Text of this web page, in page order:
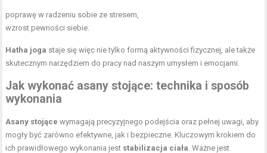
poprawę w radzeniu sobie ze stresem,
wzrost pewności siebie.
Hatha joga staje się więc nie tylko formą aktywności fizycznej, ale także
skutecznym narzędziem do pracy nad naszym umysłem i emocjami.
Jak wykonać asany stojące: technika i sposób
wykonania
Asany stojące wymagają precyzyjnego podejścia oraz pełnej uwagi, aby
mogły być zarówno efektywne, jak i bezpieczne. Kluczowym krokiem do
ich prawidłowego wykonania jest stabilizacja ciała . Ważne jest